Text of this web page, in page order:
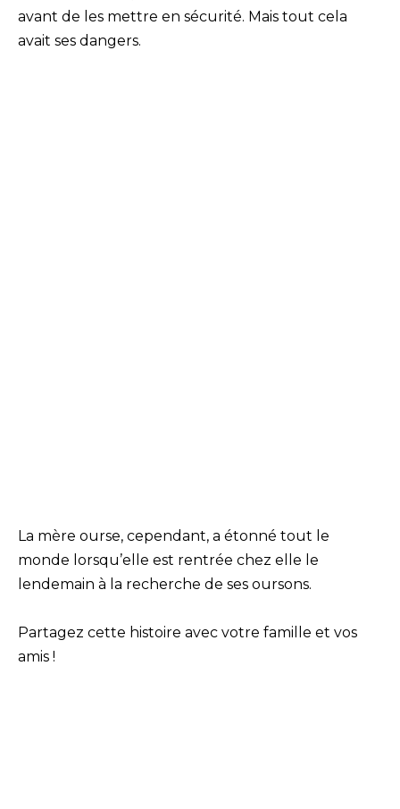
avant de les mettre en sécurité. Mais tout cela
avait ses dangers.
La mère ourse, cependant, a étonné tout le
monde lorsqu’elle est rentrée chez elle le
lendemain à la recherche de ses oursons.
Partagez cette histoire avec votre famille et vos
amis !